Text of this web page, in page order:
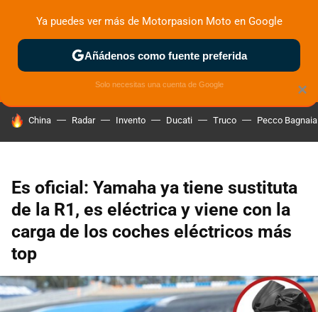
ZONA DE PRUEBAS DEPORTIVAS MOTOS ELÉCTRICAS
HOY SE HABLA DE
China Radar Invento Ducati Truco Pecco Bagnaia
Es oficial: Yamaha ya tiene sustituta
de la R1, es eléctrica y viene con la
carga de los coches eléctricos más
top
×
Ya puedes ver más de Motorpasion Moto en Google
Añádenos como fuente preferida
Solo necesitas una cuenta de Google